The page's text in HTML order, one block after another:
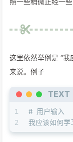
这里依然举例是 “
来说。例子
TEXT
1
2
# 用户输入
我应该如何